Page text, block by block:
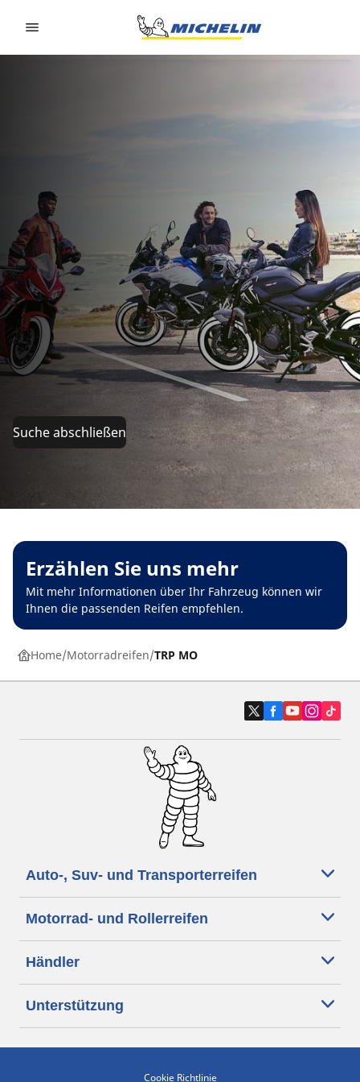
Suche abschließen
Erzählen Sie uns mehr
Mit mehr Informationen über Ihr Fahrzeug können wir
Ihnen die passenden Reifen empfehlen.
Home Motorradreifen TRP MO
Auto-, Suv- und Transporterreifen
Motorrad- und Rollerreifen
Händler
Unterstützung
Cookie Richtlinie